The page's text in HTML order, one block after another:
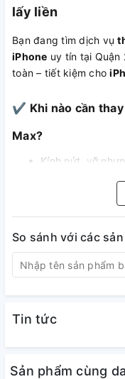
lấy liền
Bạn đang tìm dịch vụ
iPhone uy tín tại Quận
toàn – tiết kiệm cho
✔ Khi nào cần thay
Max?
Kính nứt, vỡ
Muốn tiết kiệm
So sánh với các
Tin tức
Sản phẩm cùng